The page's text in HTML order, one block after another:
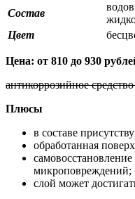
Состав
Цвет
Цена: от 810 до 930
антикоррозийное
Плюсы
в составе
обработанная
микроповреждений;
слой может